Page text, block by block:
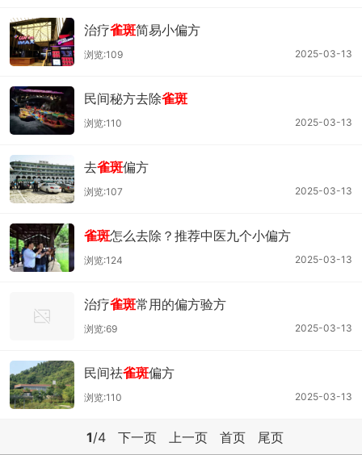
治疗雀斑简易小偏方
2025-03-13
浏览:109
民间秘方去除雀斑
2025-03-13
浏览:110
去雀斑偏方
2025-03-13
浏览:107
雀斑怎么去除？推荐中医九个小偏方
2025-03-13
浏览:124
治疗雀斑常用的偏方验方
2025-03-13
浏览:69
民间祛雀斑偏方
2025-03-13
浏览:110
1/4 下一页 上一页 首页 尾页